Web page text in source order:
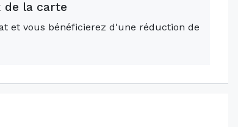
de la carte
et vous bénéficierez d'une réduction de